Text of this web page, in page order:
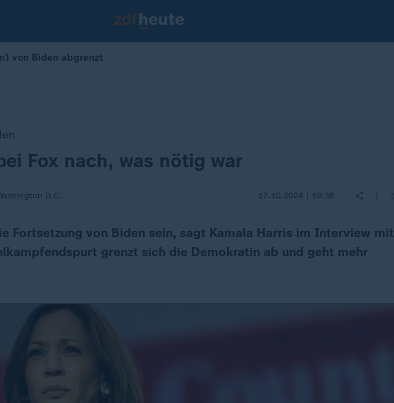
von Biden abgrenzt
Fox nach, was nötig war
D.C. 17.10.2024 | 19:38
Fortsetzung von Biden sein, sagt Kamala Harris im Interview mit
grenzt sich die Demokratin ab und geht mehr